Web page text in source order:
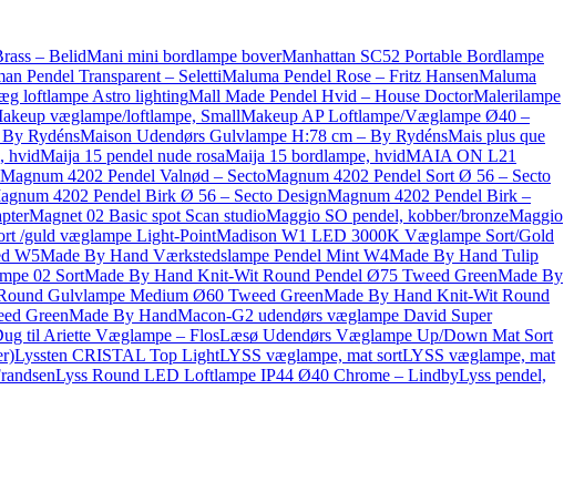
– BelidMani mini bordlampe boverManhattan SC52 Portable Bordlampe
Pendel Transparent – SelettiMaluma Pendel Rose – Fritz HansenMaluma
loftlampe Astro lightingMall Made Pendel Hvid – House DoctorMalerilampe
væglampe/loftlampe, SmallMakeup AP Loftlampe/Væglampe Ø40 –
RydénsMaison Udendørs Gulvlampe H:78 cm – By RydénsMais plus que
hvidMaija 15 pendel nude rosaMaija 15 bordlampe, hvidMAIA ON L21
Magnum 4202 Pendel Valnød – SectoMagnum 4202 Pendel Sort Ø 56 – Secto
4202 Pendel Birk Ø 56 – Secto DesignMagnum 4202 Pendel Birk –
Magnet 02 Basic spot Scan studioMaggio SO pendel, kobber/bronzeMaggio
/guld væglampe Light-PointMadison W1 LED 3000K Væglampe Sort/Gold
W5Made By Hand Værkstedslampe Pendel Mint W4Made By Hand Tulip
02 SortMade By Hand Knit-Wit Round Pendel Ø75 Tweed GreenMade By
Gulvlampe Medium Ø60 Tweed GreenMade By Hand Knit-Wit Round
GreenMade By HandMacon-G2 udendørs væglampe David Super
til Ariette Væglampe – FlosLæsø Udendørs Væglampe Up/Down Mat Sort
Lyssten CRISTAL Top LightLYSS væglampe, mat sortLYSS væglampe, mat
Lyss Round LED Loftlampe IP44 Ø40 Chrome – LindbyLyss pendel,